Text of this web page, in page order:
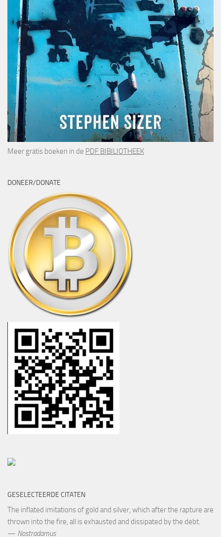
Meer gratis boeken in de PDF BIBILIOTHEEK
DONEER/DONATE
GESELECTEERDE CITATEN
The inflated imitations of gold and silver, which after the rapture are
thrown into the fire, all is exhausted and dissipated by the debt.
— Nostradamus